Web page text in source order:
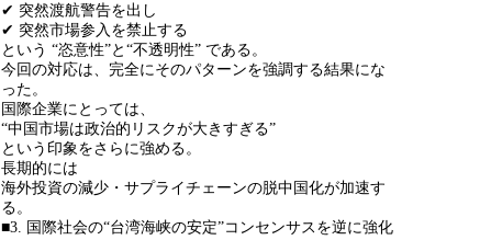
✔ 突然渡航警告を出し
✔ 突然市場参入を禁止する
という “恣意性”と “不透明性” である。
今回の対応は、完全にそのパターンを強調する結果にな
った。
国際企業にとっては、
“中国市場は政治的リスクが大きすぎる”
という印象をさらに強める。
長期的には
海外投資の減少・サプライチェーンの脱中国化が加速す
る。
■3. 国際社会の“台湾海峡の安定”コンセンサスを逆に強化